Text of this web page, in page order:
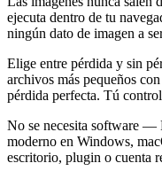
ejecuta dentro de tu
ningún dato de imagen a
Elige entre pérdida y sin
archivos más pequeños
pérdida perfecta. Tú
No se necesita software —
moderno en Windows,
escritorio, plugin o cuenta